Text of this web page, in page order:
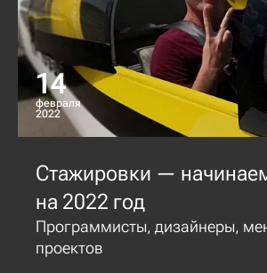
14
февраля
2022
Стажировки —
на 2022 год
Программисты, дизайнеры,
проектов